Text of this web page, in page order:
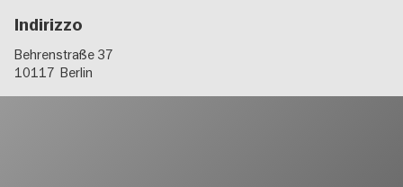
Indirizzo
Behrenstraße 37
10117 Berlin